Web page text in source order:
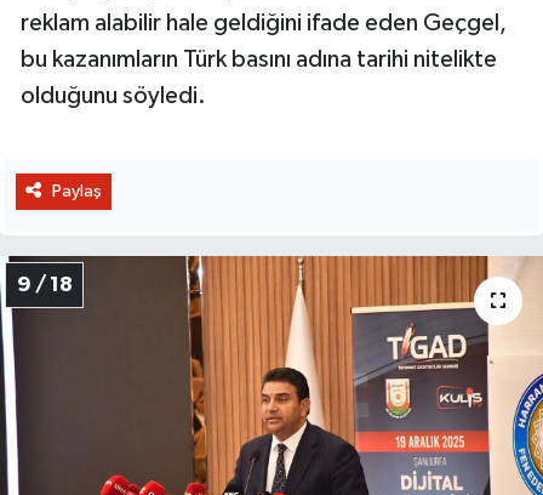
reklam alabilir hale geldiğini ifade eden Geçgel,
bu kazanımların Türk basını adına tarihi nitelikte
olduğunu söyledi.
Paylaş
9 / 18